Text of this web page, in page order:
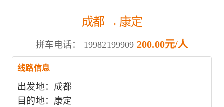
成都 → 康定
拼车电话： 19982199909 200.00元/人
线路信息
出发地：成都
目的地：康定